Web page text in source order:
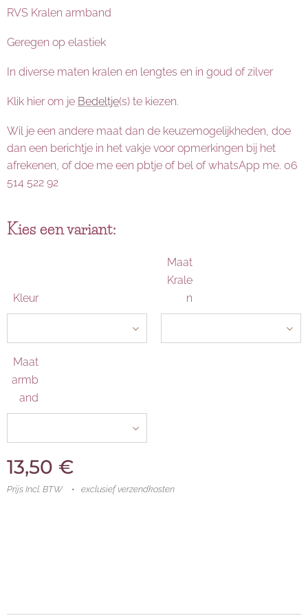
RVS Kralen armband
Geregen op elastiek
In diverse maten kralen en lengtes en in goud of zilver
Klik hier om je Bedeltje(s) te kiezen.
Wil je een andere maat dan de keuzemogelijkheden, doe
dan een berichtje in het vakje voor opmerkingen bij het
afrekenen, of doe me een pbtje of bel of whatsApp me. 06
514 522 92
Kies een variant:
Kleur
Maat
Krale
n
Maat
armb
and
13,50 €
Prijs Incl. BTW exclusief verzendkosten